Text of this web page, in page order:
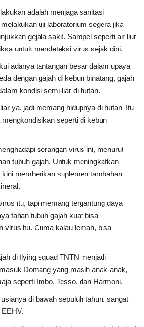
adalah menjaga sanitasi
melakukan uji laboratorium segera jika
gejala sakit. Sampel seperti air liur
untuk mendeteksi virus sejak dini.
adanya tantangan besar dalam upaya
dengan gajah di kebun binatang, gajah
kondisi semi-liar di hutan.
ya, jadi memang hidupnya di hutan. Itu
seperti di kebun
serangan virus ini, menurut
tubuh gajah. Untuk meningkatkan
memberikan suplemen tambahan
itu, tapi memang tergantung daya
tahan tubuh gajah kuat bisa
virus itu. Cuma kalau lemah, bisa
di flying squad TNTN menjadi
Domang yang masih anak-anak,
seperti Imbo, Tesso, dan Harmoni.
di bawah sepuluh tahun, sangat
EEHV.